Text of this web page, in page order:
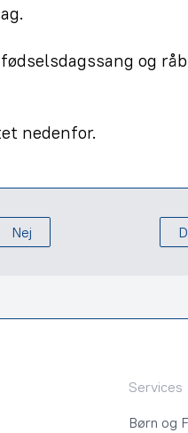
og
nedenfor.
Nej
Services
Børn og